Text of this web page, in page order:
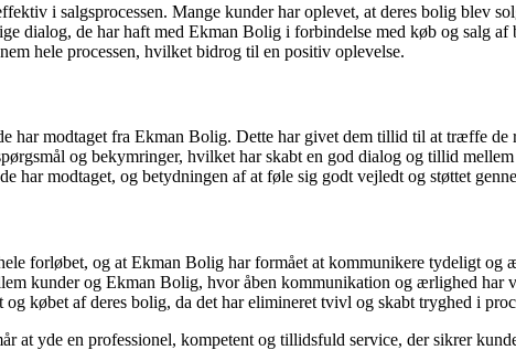
i salgsprocessen. Mange kunder har oplevet, at deres bolig blev
dialog, de har haft med Ekman Bolig i forbindelse med køb og salg af
hele processen, hvilket bidrog til en positiv oplevelse.
har modtaget fra Ekman Bolig. Dette har givet dem tillid til at træffe de
og bekymringer, hvilket har skabt en god dialog og tillid mellem
har modtaget, og betydningen af at føle sig godt vejledt og støttet
forløbet, og at Ekman Bolig har formået at kommunikere tydeligt og
kunder og Ekman Bolig, hvor åben kommunikation og ærlighed har
købet af deres bolig, da det har elimineret tvivl og skabt tryghed i
at yde en professionel, kompetent og tillidsfuld service, der sikrer